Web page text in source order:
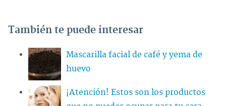
También te puede interesar
Mascarilla facial de café y yema de
huevo
¡Atención! Estos son los productos